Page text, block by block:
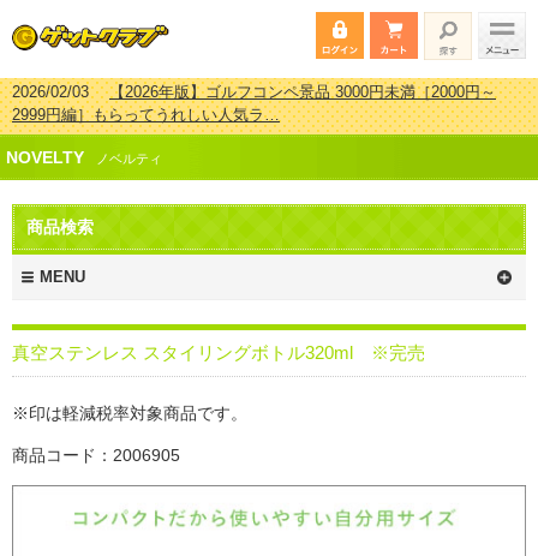
2026/02/03【2026年版】ゴルフコンペ景品 3000円未満［2000円～
2999円編］もらってうれしい人気ラ…
2026/07/15【2026年版】ビンゴゲーム景品おすすめ金額別人気ランキ
ング 更新しました！
2026/04/03【2026年版】ゴルフコンペ景品 3000円未満［2000円～
2999円編］もらってうれしい人気ラ…
2026/02/16
新しました！
NOVELTY ノベルティ
商品検索
MENU
真空ステンレス スタイリングボトル320ml ※完売
※印は軽減税率対象商品です。
商品コード：2006905